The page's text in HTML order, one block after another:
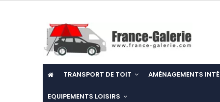
TRANSPORT DE TOIT AMÉNAGEMENTS
EQUIPEMENTS LOISIRS